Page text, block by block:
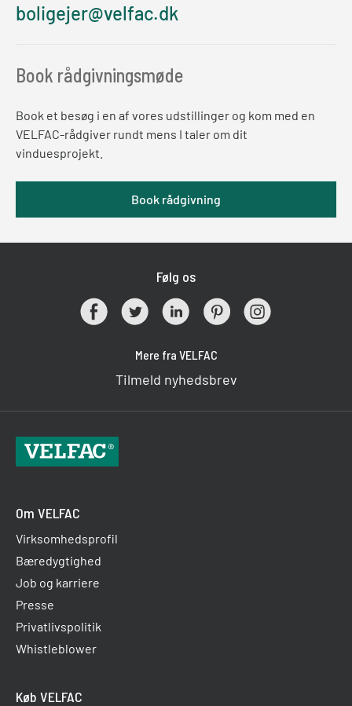
boligejer@velfac.dk
Book rådgivningsmøde
Book et besøg i en af vores udstillinger og kom med en
VELFAC-rådgiver rundt mens I taler om dit
vinduesprojekt.
Book rådgivning
Følg os
Mere fra VELFAC
Tilmeld nyhedsbrev
Om VELFAC
Virksomhedsprofil
Bæredygtighed
Job og karriere
Presse
Privatlivspolitik
Whistleblower
Køb VELFAC